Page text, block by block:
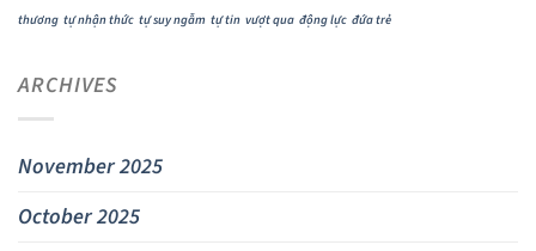
thương tự nhận thức tự suy ngẫm tự tin vượt qua động lực đứa trẻ
ARCHIVES
November 2025
October 2025